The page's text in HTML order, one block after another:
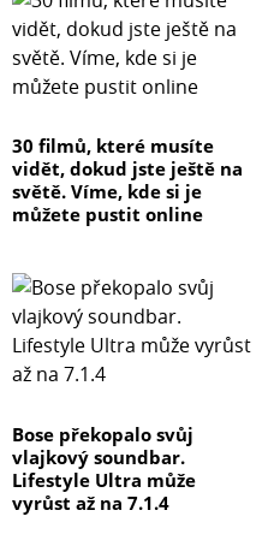
30 filmů, které musíte
vidět, dokud jste ještě na
světě. Víme, kde si je
můžete pustit online
Bose překopalo svůj
vlajkový soundbar.
Lifestyle Ultra může
vyrůst až na 7.1.4